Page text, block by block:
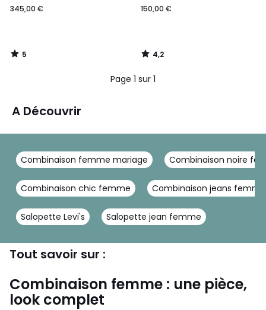
345,00 €
5
/
150,00 €
4,2
/
Page 1 sur 1
A Découvrir
Combinaison femme mariage Combinaison noire
Combinaison chic femme Combinaison jeans femme
Salopette Levi's Salopette jean femme
Tout savoir sur :
Combinaison femme : une pièce,
look complet